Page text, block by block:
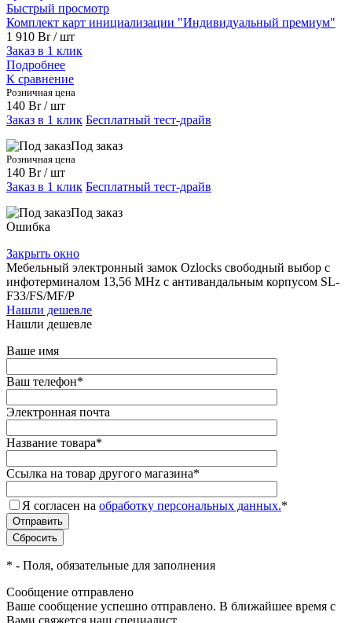
Быстрый просмотр
Комплект карт инициализации "Индивидуальный премиум"
1 910 Br/ шт
Заказ в 1 клик
Подробнее
К сравнение
Розничная цена
140 Br / шт
Заказ в 1 клик Бесплатный тест-драйв
Под заказ
Розничная цена
140 Br / шт
Заказ в 1 клик Бесплатный тест-драйв
Под заказ
Ошибка
Закрыть окно
Мебельный электронный замок Ozlocks свободный выбор с
инфотерминалом 13,56 MHz с антивандальным корпусом SL-
F33/FS/MF/P
Нашли дешевле
Нашли дешевле
Ваше имя
Ваш телефон*
Электронная почта
Название товара*
Ссылка на товар другого магазина*
Я согласен на обработку персональных данных.*
* - Поля, обязательные для заполнения
Сообщение отправлено
Ваше сообщение успешно отправлено. В ближайшее время с
Вами свяжется наш специалист